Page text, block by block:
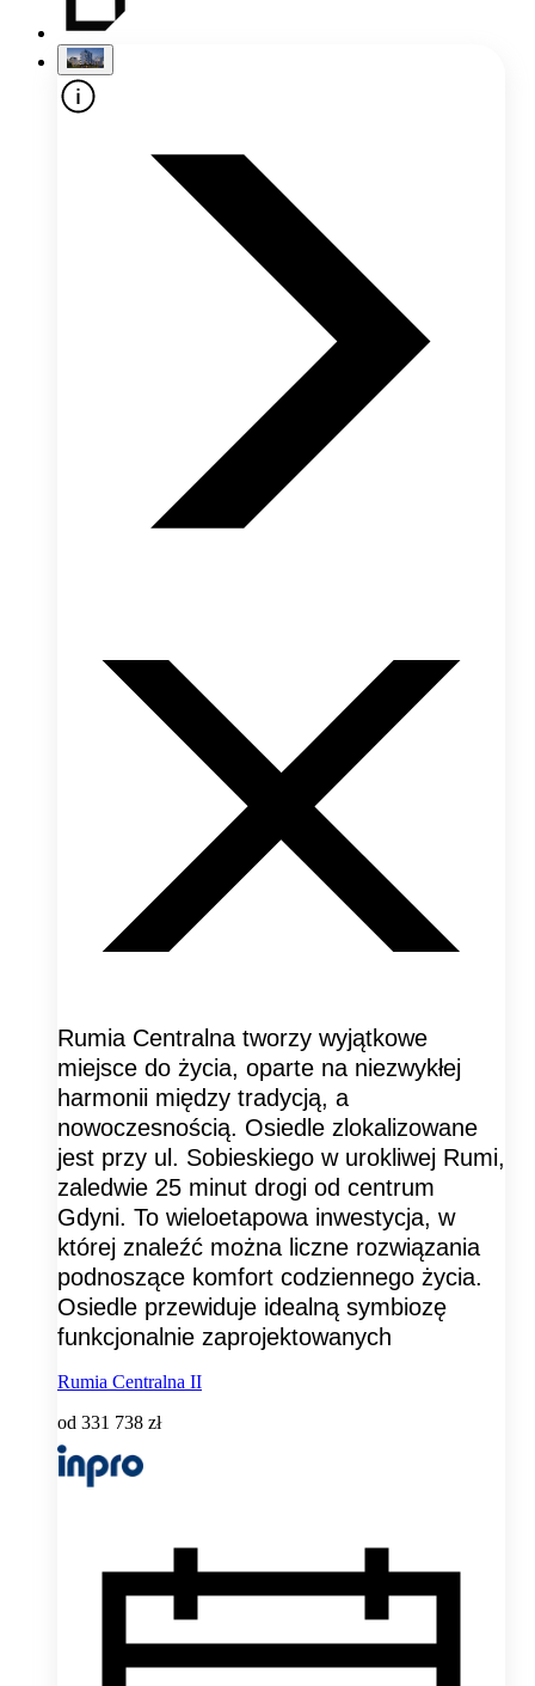
Rumia Centralna tworzy wyjątkowe
miejsce do życia, oparte na niezwykłej
harmonii między tradycją, a
nowoczesnością. Osiedle zlokalizowane
jest przy ul. Sobieskiego w urokliwej Rumi,
zaledwie 25 minut drogi od centrum
Gdyni. To wieloetapowa inwestycja, w
której znaleźć można liczne rozwiązania
podnoszące komfort codziennego życia.
Osiedle przewiduje idealną symbiozę
funkcjonalnie zaprojektowanych
Rumia Centralna II
od 331 738 zł